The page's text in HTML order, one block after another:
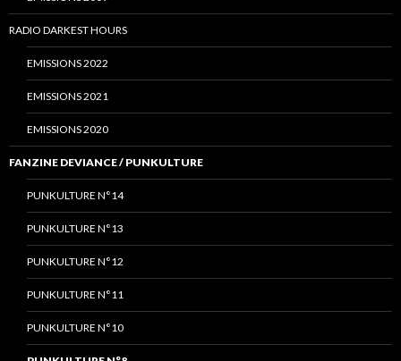
RADIO DARKEST HOURS
EMISSIONS 2022
EMISSIONS 2021
EMISSIONS 2020
FANZINE DEVIANCE / PUNKULTURE
PUNKULTURE N°14
PUNKULTURE N°13
PUNKULTURE N°12
PUNKULTURE N°11
PUNKULTURE N°10